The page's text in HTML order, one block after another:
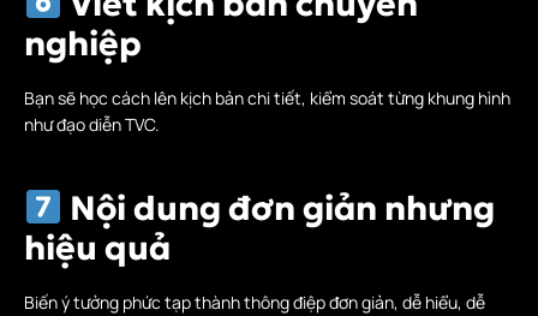
nghiệp
Bạn sẽ học cách lên kịch bản chi tiết, kiểm soát từng khung hình
như đạo diễn TVC.
Nội dung đơn giản nhưng
hiệu quả
Biến ý tưởng phức tạp thành thông điệp đơn giản, dễ hiểu, dễ